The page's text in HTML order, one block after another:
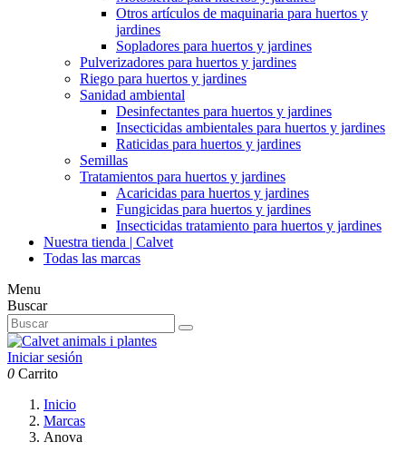
Otros artículos de maquinaria para huertos y
jardines
Sopladores para huertos y jardines
Pulverizadores para huertos y jardines
Riego para huertos y jardines
Sanidad ambiental
Desinfectantes para huertos y jardines
Insecticidas ambientales para huertos y jardines
Raticidas para huertos y jardines
Semillas
Tratamientos para huertos y jardines
Acaricidas para huertos y jardines
Fungicidas para huertos y jardines
Insecticidas tratamiento para huertos y jardines
Nuestra tienda | Calvet
Todas las marcas
Menu
Buscar
Iniciar sesión
0 Carrito
Inicio
Marcas
Anova